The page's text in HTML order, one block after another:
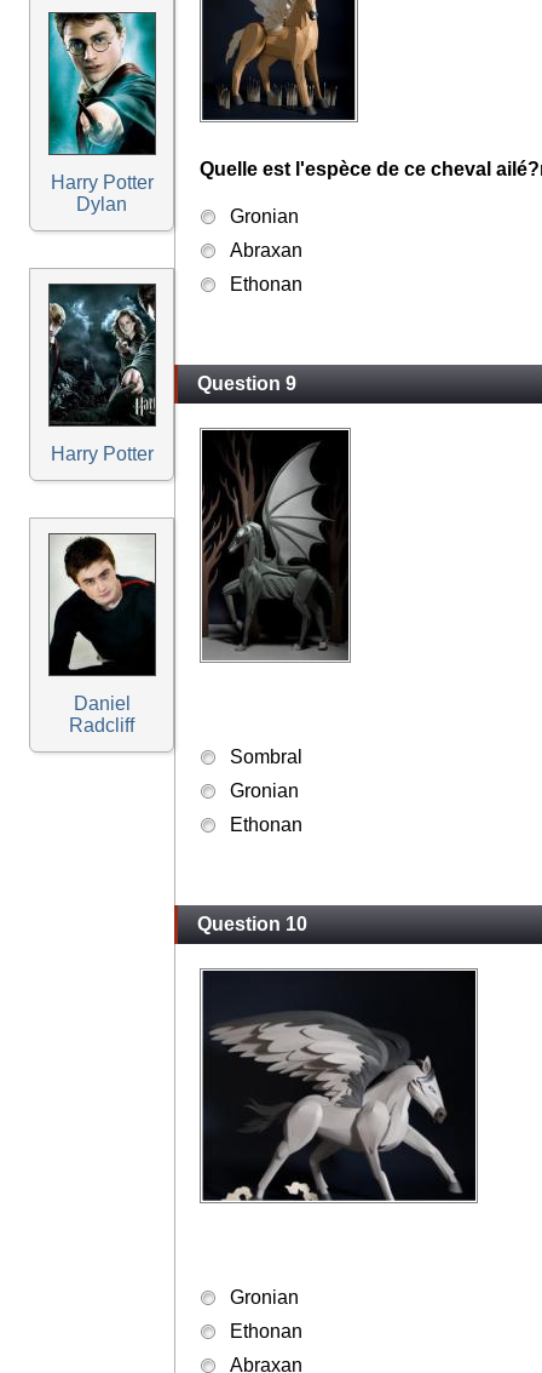
Harry Potter
Dylan
Harry Potter
Daniel
Radcliff
Quelle est l'espèce de ce cheval
Gronian
Abraxan
Ethonan
Question 9
Sombral
Gronian
Ethonan
Question 10
Gronian
Ethonan
Abraxan